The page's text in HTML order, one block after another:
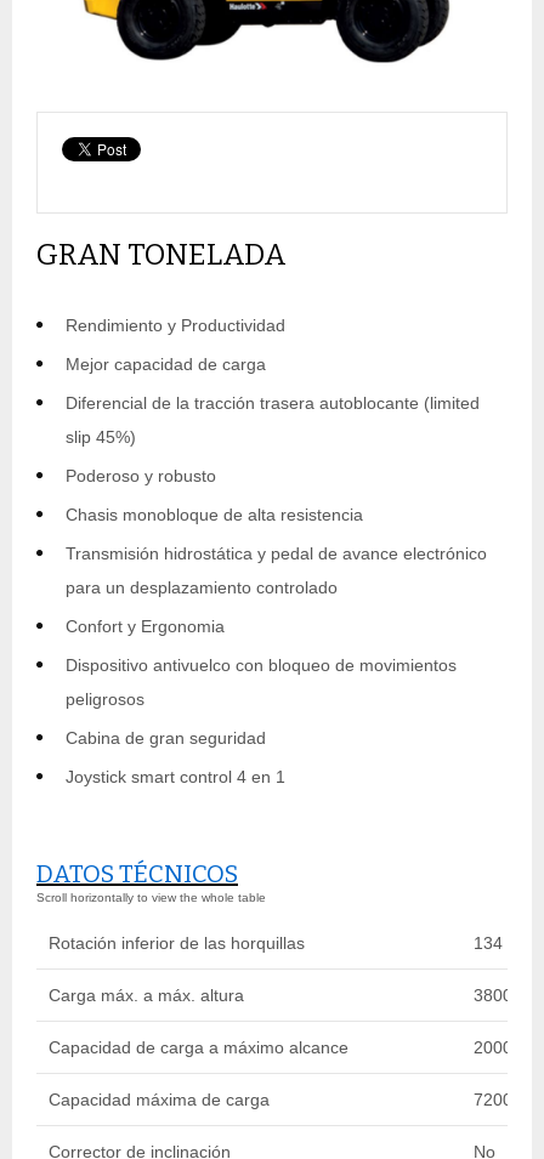
GRAN TONELADA
Rendimiento y Productividad
Mejor capacidad de carga
Diferencial de la tracción trasera autoblocante (limited
slip 45%)
Poderoso y robusto
Chasis monobloque de alta resistencia
Transmisión hidrostática y pedal de avance electrónico
para un desplazamiento controlado
Confort y Ergonomia
Dispositivo antivuelco con bloqueo de movimientos
peligrosos
Cabina de gran seguridad
Joystick smart control 4 en 1
DATOS TÉCNICOS
Rotación inferior de las horquillas 134 °
Carga máx. a máx. altura 3800 kg
Capacidad de carga a máximo alcance 2000 kg
Capacidad máxima de carga 7200 kg
Corrector de inclinación No